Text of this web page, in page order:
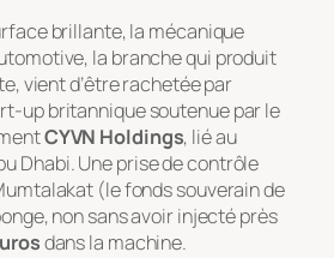
brillante, la mécanique
la branche qui produit
vient d’être rachetée par
up britannique soutenue par le
CYVN Holdings, lié au
Dhabi. Une prise de contrôle
(le fonds souverain de
non sans avoir injecté près
dans la machine.